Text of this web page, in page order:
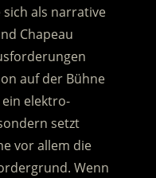
als narrative
Chapeau
auf der Bühne
elektro-
setzt
vor allem die
Wenn